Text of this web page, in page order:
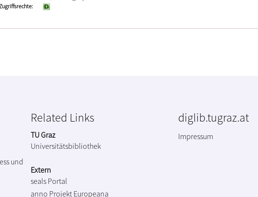
und
Related Links
TU Graz
Universitätsbibliothek
Extern
seals Portal
anno Projekt Europeana
diglib.tugraz.at
Impressum